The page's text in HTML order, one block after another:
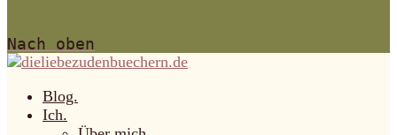
Nach oben
Blog.
Ich.